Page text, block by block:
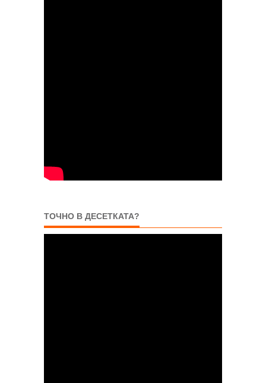
ТОЧНО В ДЕСЕТКАТА?